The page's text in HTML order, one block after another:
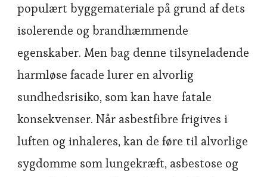
populært byggemateriale på grund af dets
isolerende og brandhæmmende
egenskaber. Men bag denne tilsyneladende
harmløse facade lurer en alvorlig
sundhedsrisiko, som kan have fatale
konsekvenser. Når asbestfibre frigives i
luften og inhaleres, kan de føre til alvorlige
sygdomme som lungekræft, asbestose og